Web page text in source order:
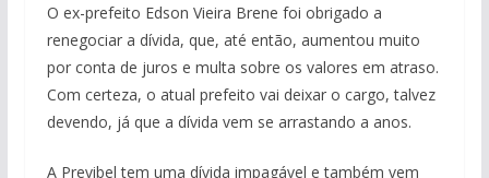
O ex-prefeito Edson Vieira Brene foi obrigado a
renegociar a dívida, que, até então, aumentou muito
por conta de juros e multa sobre os valores em atraso.
Com certeza, o atual prefeito vai deixar o cargo, talvez
devendo, já que a dívida vem se arrastando a anos.
A Previbel tem uma dívida impagável e também vem